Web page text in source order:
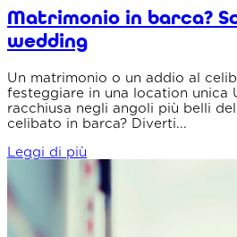
Matrimonio in barca?
wedding
Un matrimonio o un addio al
festeggiare in una location unica
racchiusa negli angoli più belli
celibato in barca? Diverti...
Leggi di più